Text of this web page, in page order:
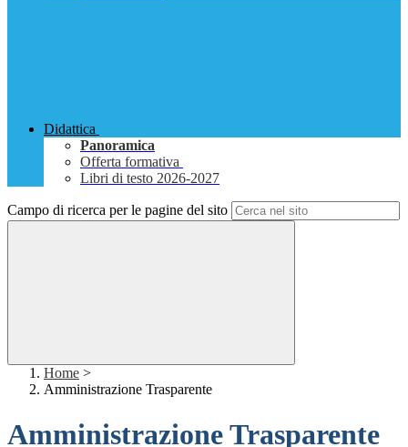
Didattica
Panoramica
Offerta formativa
Libri di testo 2026-2027
Campo di ricerca per le pagine del sito
Home >
Amministrazione Trasparente
Amministrazione Trasparente